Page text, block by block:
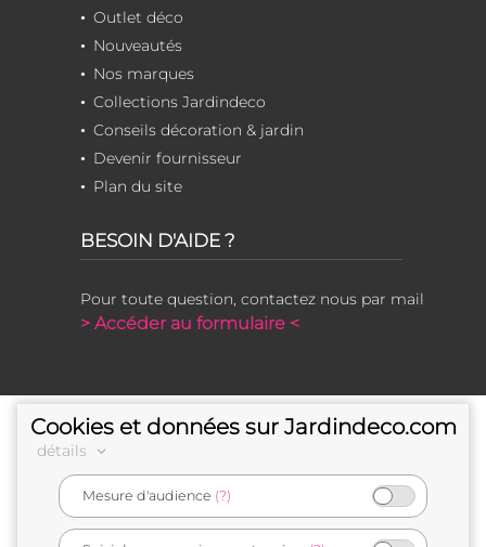
Outlet déco
Nouveautés
Nos marques
Collections Jardindeco
Conseils décoration & jardin
Devenir fournisseur
Plan du site
BESOIN D'AIDE ?
Pour toute question, contactez nous par mail
> Accéder au formulaire <
e-commerçant français
Cookies et données sur Jardindeco.com
détails
Mesure d'audience (?)